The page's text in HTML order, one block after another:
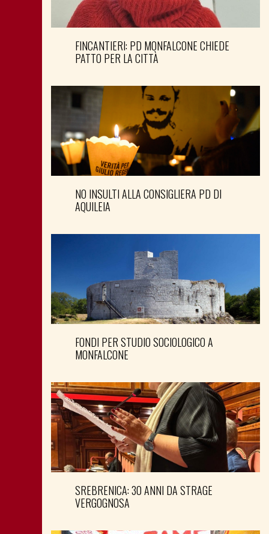
FINCANTIERI: PD MONFALCONE CHIEDE
PATTO PER LA CITTÀ
NO INSULTI ALLA CONSIGLIERA PD DI
AQUILEIA
FONDI PER STUDIO SOCIOLOGICO A
MONFALCONE
SREBRENICA: 30 ANNI DA STRAGE
VERGOGNOSA